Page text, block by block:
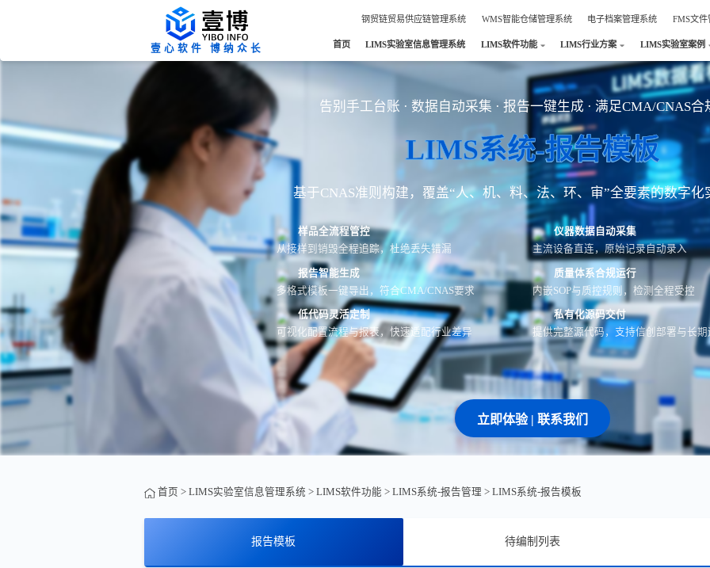
钢贸链贸易供应链管理系统 WMS智能仓储管理系统 电子档案管理系统 FMS文
壹心软件 博纳众长 首页 LIMS实验室信息管理系统 LIMS软件功能 LIMS行业方案 LIMS实验室案例
告别手工台账 · 数据自动采集 · 报告一键生成 · 满足CMA/CNAS合
LIMS系统-报告模板
基于CNAS准则构建，覆盖“人、机、料、法、环、审”全要素的数字化
样品全流程管控
从接样到销毁全程追踪，杜绝丢失错漏
仪器数据自动采集
主流设备直连，原始记录自动录入
报告智能生成
多格式模板一键导出，符合CMA/CNAS要求
质量体系合规运行
内嵌SOP与质控规则，检测全程受控
低代码灵活定制
可视化配置流程与报表，快速适配行业差异
私有化源码交付
提供完整源代码，支持信创部署与长期
立即体验 | 联系我们
首页 > LIMS实验室信息管理系统 > LIMS软件功能 > LIMS系统-报告管理 > LIMS系统-报告模板
报告模板 待编制列表